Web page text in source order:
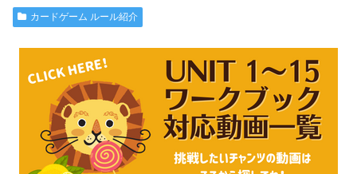
カードゲーム ルール紹介